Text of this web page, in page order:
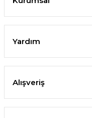
Yardım
Alışveriş